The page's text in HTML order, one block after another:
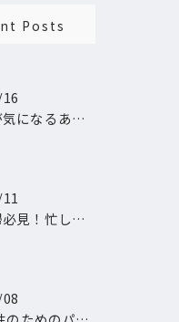
Posts
運動不足が気になるあなたへ。大阪中崎町で自宅にパーソナルトレーナーがおうかがし!プライベート空間で理想のカラダづくり
大阪の主婦必見！忙しい日常に合わせた出張パーソナルトレーニングで理想のボディを手に入れよう